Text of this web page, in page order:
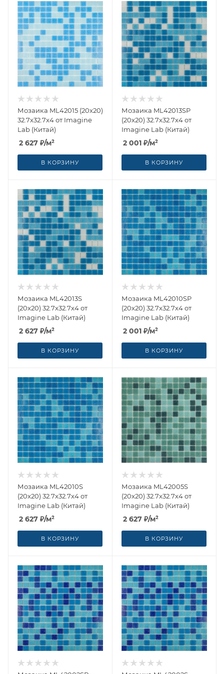
Мозаика ML42015 (20x20)
32.7x32.7x4 от Imagine
Lab (Китай)
2 627 ₽/м²
В КОРЗИНУ
Мозаика ML42013SP
(20x20) 32.7x32.7x4 от
Imagine Lab (Китай)
2 001 ₽/м²
В КОРЗИНУ
Мозаика ML42013S
(20x20) 32.7x32.7x4 от
Imagine Lab (Китай)
2 627 ₽/м²
В КОРЗИНУ
Мозаика ML42010SP
(20x20) 32.7x32.7x4 от
Imagine Lab (Китай)
2 001 ₽/м²
В КОРЗИНУ
Мозаика ML42010S
(20x20) 32.7x32.7x4 от
Imagine Lab (Китай)
2 627 ₽/м²
В КОРЗИНУ
Мозаика ML42005S
(20x20) 32.7x32.7x4 от
Imagine Lab (Китай)
2 627 ₽/м²
В КОРЗИНУ